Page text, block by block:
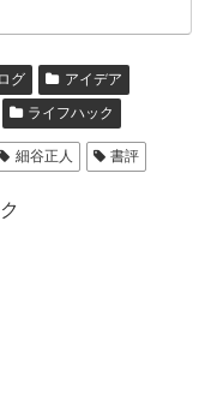
グ
アイデア
ライフハック
細谷正人 書評